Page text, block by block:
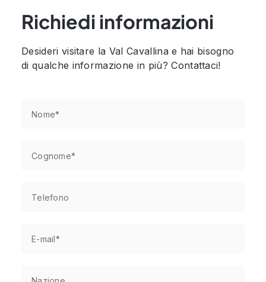
Richiedi informazioni
Desideri visitare la Val Cavallina e hai bisogno
di qualche informazione in più? Contattaci!